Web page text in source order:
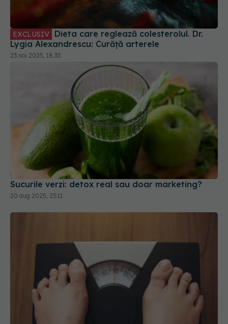
Dieta care reglează colesterolul. Dr.
Lygia Alexandrescu: Curăță arterele
23 noi 2025, 18:33
Sucurile verzi: detox real sau doar marketing?
20 aug 2025, 23:11
Cum să slăbești fără dietă. Trucul simplu care
funcționează mereu